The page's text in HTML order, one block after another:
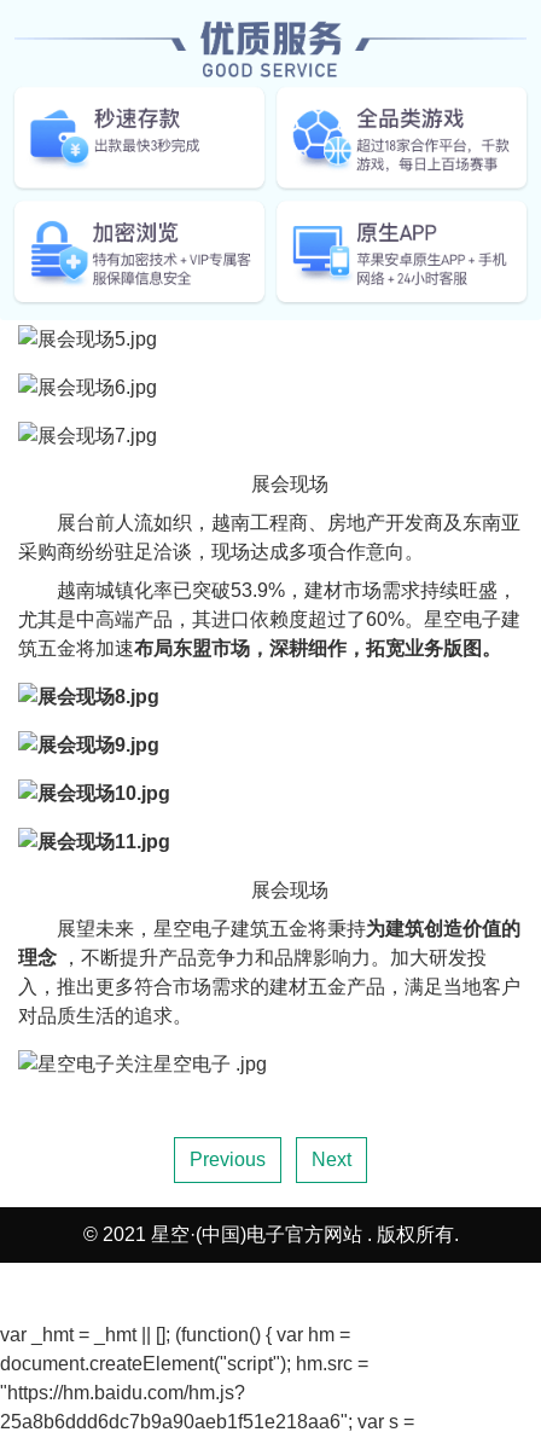
展会现场
其中，星空电子建筑五金推出的防锈铰链与多点锁闭系
成为全场焦点，采用纳米
涂层技术，耐腐蚀性较传统产
品提升40%，
适配越南北部季风气候，契合越南市场对中
高端建材的需求。
针对越南北方冬季湿冷、夏季多雨的特点，星空电子建
筑五金展出的复合隔音胶条，隔音性能达45分贝，成为越
南住宅，机场项目的指定供应商。
展会现场
展台前人流如织，越南工程商、房地产开发商及东南亚
采购商纷纷驻足洽谈，现场达成多项合作意向。
越南城镇化率已突破53.9%，建材市场需求持续旺盛，
尤其是中高端产品，其进口依赖度超过了60%。星空电子建
筑五金将加速布局东盟市场，深耕细作，拓宽业务版图。
展会现场
展望未来，星空电子建筑五金将秉持为建筑创造价值的
理念 ，不断提升产品竞争力和品牌影响力。加大研发投
入，推出更多符合市场需求的建材五金产品，满足当地客户
对品质生活的追求。
Previous Next
© 2021 星空·(中国)电子官方网站 . 版权所有.
var _hmt = _hmt || []; (function() { var hm =
document.createElement("script"); hm.src =
"https://hm.baidu.com/hm.js?
25a8b6ddd6dc7b9a90aeb1f51e218aa6"; var s =